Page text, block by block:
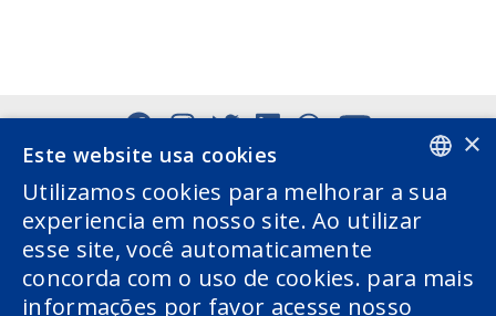
PORTUGUESE
ENGLISH
×
Este website usa cookies
Utilizamos cookies para melhorar a sua
experiencia em nosso site. Ao utilizar
esse site, você automaticamente
concorda com o uso de cookies. para mais
informações por favor acesse nosso